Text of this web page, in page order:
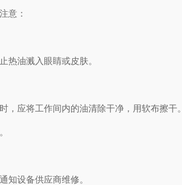
意：
油溅入眼睛或皮肤。
应将工作间内的油清除干净，用软布擦干。
设备供应商维修。